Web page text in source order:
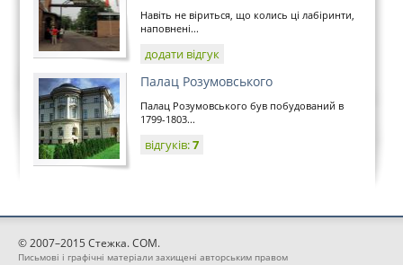
Навіть не віриться, що колись ці лабіринти,
наповнені...
додати відгук
Палац Розумовського
Палац Розумовського був побудований в
1799-1803...
відгуків:7
© 2007–2015 Стежка. COM.
Письмові і графічні матеріали захищені авторським правом